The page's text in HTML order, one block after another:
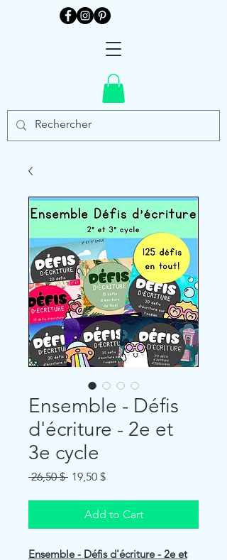
Ensemble - Défis
d'écriture - 2e et
3e cycle
26,50 $ Regular
19,50 $Sale
Add to Cart
Ensemble - Défis d'écriture - 2e et